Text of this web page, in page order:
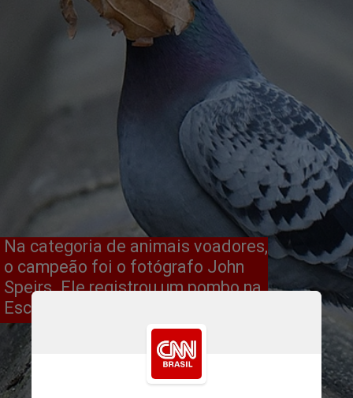
Na categoria de animais voadores,
o campeão foi o fotógrafo John
Speirs. Ele registrou um pombo na
Escócia com uma folha no rosto.